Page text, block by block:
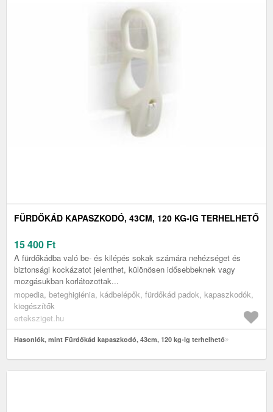
FÜRDŐKÁD KAPASZKODÓ, 43CM, 120 KG-IG TERHELHETŐ
15 400 Ft
A fürdőkádba való be- és kilépés sokak számára nehézséget és
biztonsági kockázatot jelenthet, különösen idősebbeknek vagy
mozgásukban korlátozottak...
mopedia, beteghigiénia, kádbelépők, fürdőkád padok, kapaszkodók,
kiegészítők
erteksziget.hu
Hasonlók, mint Fürdőkád kapaszkodó, 43cm, 120 kg-ig terhelhető